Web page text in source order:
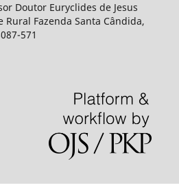
Doutor Euryclides de Jesus
Fazenda Santa Cândida,
571